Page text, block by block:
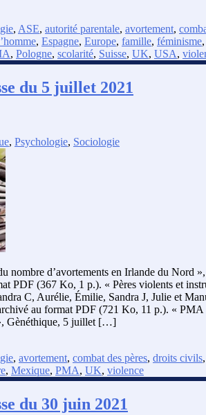
, ASE, autorité parentale, avortement,
, Espagne, Europe, famille, féminisme
, Pologne, scolarité, Suisse, UK, USA,
du 5 juillet 2021
, Psychologie, Sociologie
nombre d’avortements en Irlande du Nord
PDF (367 Ko, 1 p.). « Pères violents et
C, Aurélie, Émilie, Sandra J, Julie et
au format PDF (721 Ko, 11 p.). « PMA
Gènéthique, 5 juillet […]
, avortement, combat des pères, droits civils
, Mexique, PMA, UK, violence
du 30 juin 2021